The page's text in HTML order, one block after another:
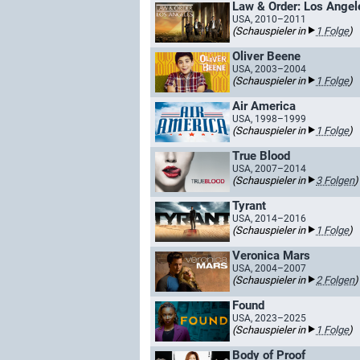
Law & Order: Los
USA, 2010–2011
(Schauspieler in 1 Folge)
Oliver Beene
USA, 2003–2004
(Schauspieler in 1 Folge)
Air America
USA, 1998–1999
(Schauspieler in 1 Folge)
True Blood
USA, 2007–2014
(Schauspieler in 3 Folgen)
Tyrant
USA, 2014–2016
(Schauspieler in 1 Folge)
Veronica Mars
USA, 2004–2007
(Schauspieler in 2 Folgen)
Found
USA, 2023–2025
(Schauspieler in 1 Folge)
Body of Proof